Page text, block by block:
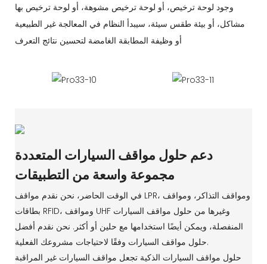
وجود لوحة ترخيص، أو لوحة ترخيص مشوهة، أو لوحة ترخيص بها
مشاكل، أو بيئة طقس سيئة، سيبدأ النظام في المعالجة غير الطبيعية
أو وظيفة المطابقة الغامضة لتحسين نتائج التعرف
دعم حلول مواقف السيارات المتعددة
مجموعة واسعة من التطبيقات
في الوقت الحاضر، نحن نقدم مواقف LPR، ومواقف التذاكر، ومواقف
بطاقات RFID، ومواقف UHF وغيرها من حلول مواقف السيارات
المنفصلة، ​​ويمكن أيضًا استخدامها مع حلين أو أكثر. نحن نقدم أفضل
حلول مواقف السيارات وفقًا لاحتياجات مشروعك الفعلية.
حلول مواقف السيارات الذكية تجعل مواقف السيارات غير المراقبة